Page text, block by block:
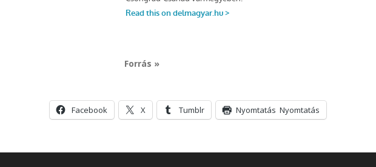
Forrás »
Facebook X Tumblr Nyomtatás Nyomtatás